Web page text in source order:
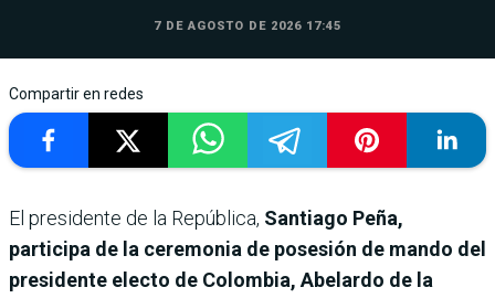
7 DE AGOSTO DE 2026 17:45
Compartir en redes
El presidente de la República, Santiago Peña,
participa de la ceremonia de posesión de mando del
presidente electo de Colombia, Abelardo de la